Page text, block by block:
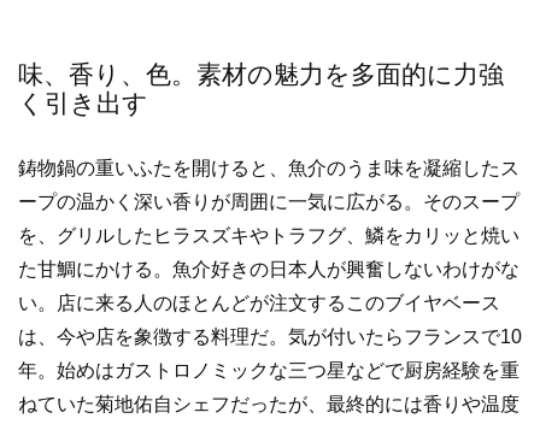
味、香り、色。素材の魅力を多面的に力強
く引き出す
鋳物鍋の重いふたを開けると、魚介のうま味を凝縮したス
ープの温かく深い香りが周囲に一気に広がる。そのスープ
を、グリルしたヒラスズキやトラフグ、鱗をカリッと焼い
た甘鯛にかける。魚介好きの日本人が興奮しないわけがな
い。店に来る人のほとんどが注文するこのブイヤベース
は、今や店を象徴する料理だ。気が付いたらフランスで10
年。始めはガストロノミックな三つ星などで厨房経験を重
ねていた菊地佑自シェフだったが、最終的には香りや温度